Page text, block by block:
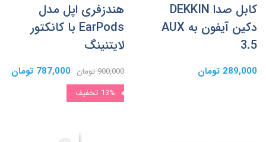
کابل صدا DEKKIN
دکین آیفون به AUX
3.5
289,000 تومان
هندزفری اپل مدل
EarPods با کانکتور
لایتنینگ
900,000 تومان 787,000 تومان
13% تخفیف